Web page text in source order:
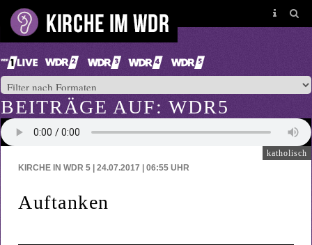
BEITRÄGE AUF: WDR5
katholisch
KIRCHE IN WDR 5 | 24.07.2017 | 06:55 UHR
Auftanken